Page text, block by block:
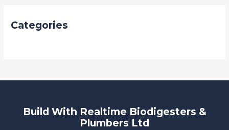
Categories
Build With Realtime Biodigesters &
Plumbers Ltd